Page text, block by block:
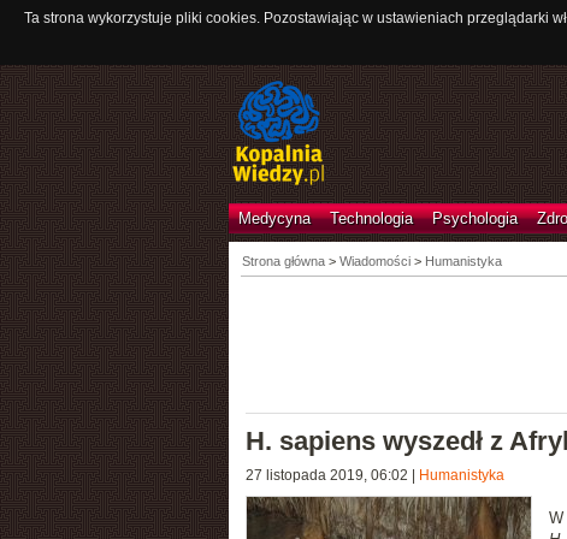
Ta strona wykorzystuje pliki cookies. Pozostawiając w ustawieniach przeglądarki
Medycyna Technologia Psychologia
Strona główna> Wiadomości > Humanistyka
H. sapiens wyszedł z
27 listopada 2019, 06:02 Humanistyka
W